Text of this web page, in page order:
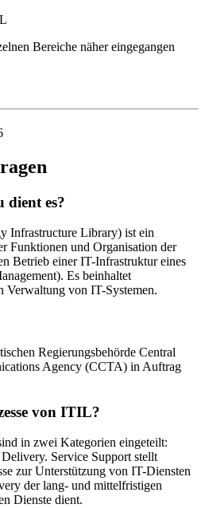
Bereiche näher eingegangen
dient es?
Infrastructure Library) ist ein
Funktionen und Organisation der
Betrieb einer IT-Infrastruktur eines
Es beinhaltet
Verwaltung von IT-Systemen.
Regierungsbehörde Central
Agency (CCTA) in Auftrag
von ITIL?
in zwei Kategorien eingeteilt:
Service Support stellt
zur Unterstützung von IT-Diensten
der lang- und mittelfristigen
Dienste dient.